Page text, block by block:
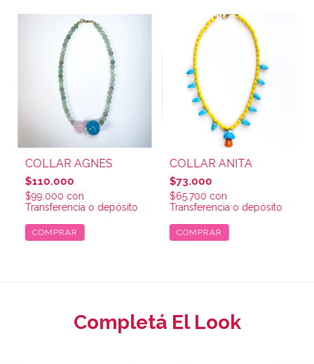
COLLAR AGNES
$110.000
$99.000 con
Transferencia o depósito
COLLAR ANITA
$73.000
$65.700 con
Transferencia o depósito
Completá El Look